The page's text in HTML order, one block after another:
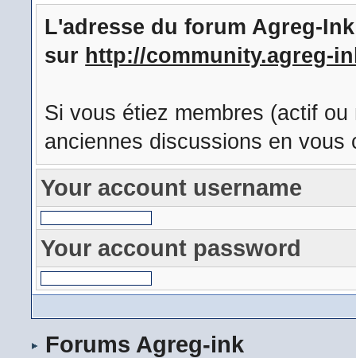
L'adresse du forum Agreg-
sur http://community.agreg-
Si vous étiez membres (actif
anciennes discussions en
Your account username
Your account password
Forums Agreg-ink